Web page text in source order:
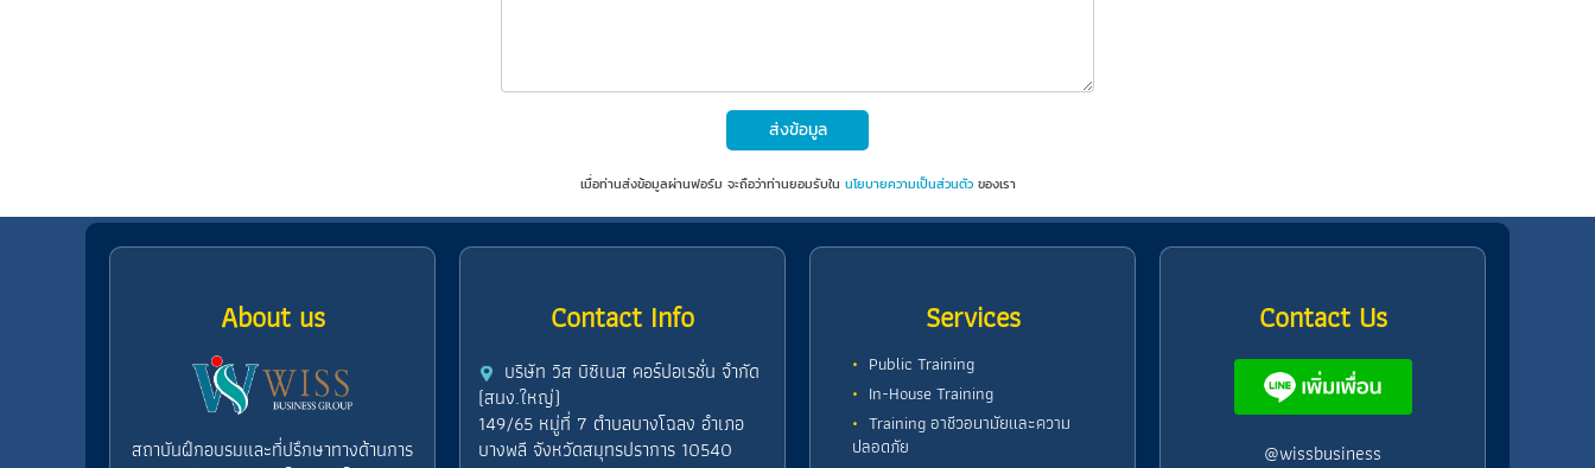
ส่งข้อมูล
เมื่อท่านส่งข้อมูลผ่านฟอร์ม จะถือว่าท่านยอมรับใน นโยบายความเป็นส่วนตัวของเรา
About us
สถาบันฝึกอบรมและที่ปรึกษาทางด้านการ
Contact Info
บริษัท วิส บิซิเนส คอร์ปอเรชั่น จำกัด
(สนง.ใหญ่)
149/65 หมู่ที่ 7 ตำบลบางโฉลง อำเภอ
บางพลี จังหวัดสมุทรปราการ 10540
Services
Public Training
In-House Training
Training อาชีวอนามัยและความ
ปลอดภัย
Contact Us
@wissbusiness